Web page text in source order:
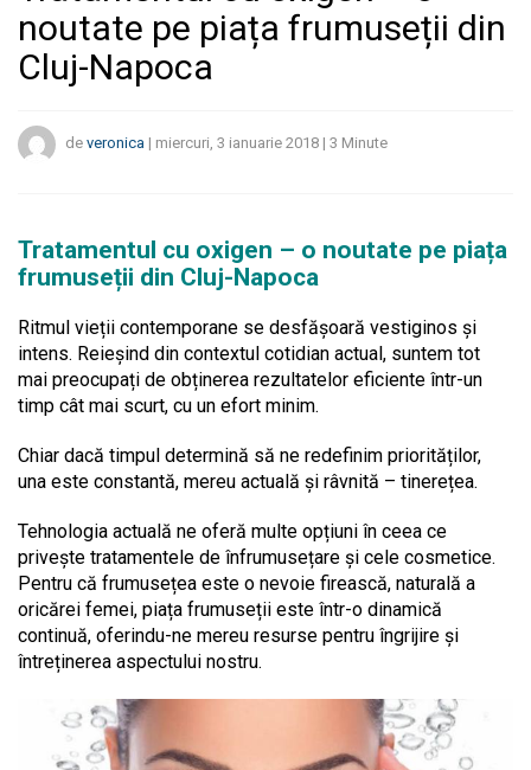
noutate pe piața frumuseții din
Cluj-Napoca
de veronica | miercuri, 3 ianuarie 2018 | 3 Minute
Tratamentul cu oxigen – o noutate pe piața
frumuseții din Cluj-Napoca
Ritmul vieții contemporane se desfășoară vestiginos și
intens. Reieșind din contextul cotidian actual, suntem tot
mai preocupați de obținerea rezultatelor eficiente într-un
timp cât mai scurt, cu un efort minim.
Chiar dacă timpul determină să ne redefinim priorităților,
una este constantă, mereu actuală și râvnită – tinerețea.
Tehnologia actuală ne oferă multe opțiuni în ceea ce
privește tratamentele de înfrumusețare și cele cosmetice.
Pentru că frumusețea este o nevoie firească, naturală a
oricărei femei, piața frumuseții este într-o dinamică
continuă, oferindu-ne mereu resurse pentru îngrijire și
întreținerea aspectului nostru.